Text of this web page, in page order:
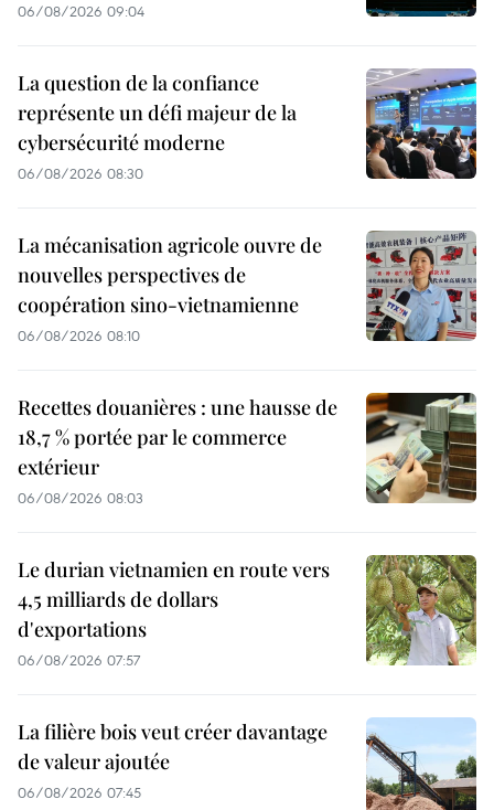
06/08/2026 09:04
La question de la confiance
représente un défi majeur de la
cybersécurité moderne
06/08/2026 08:30
La mécanisation agricole ouvre de
nouvelles perspectives de
coopération sino-vietnamienne
06/08/2026 08:10
Recettes douanières : une hausse de
18,7 % portée par le commerce
extérieur
06/08/2026 08:03
Le durian vietnamien en route vers
4,5 milliards de dollars
d'exportations
06/08/2026 07:57
La filière bois veut créer davantage
de valeur ajoutée
06/08/2026 07:45